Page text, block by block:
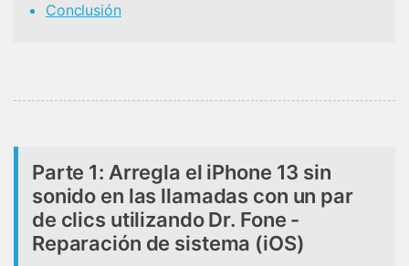
Conclusión
Parte 1: Arregla el iPhone 13 sin
sonido en las llamadas con un par
de clics utilizando Dr. Fone -
Reparación de sistema (iOS)